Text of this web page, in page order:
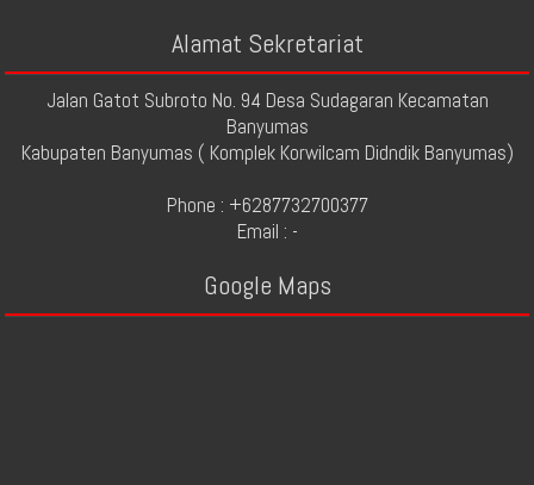
Alamat Sekretariat
Jalan Gatot Subroto No. 94 Desa Sudagaran Kecamatan
Banyumas
Kabupaten Banyumas ( Komplek Korwilcam Didndik Banyumas)
Phone : +6287732700377
Email : -
Google Maps